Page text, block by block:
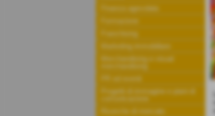
Finanza agevolata
Formazione
Franchising
Marketing immobiliare
Merchandising e visual
PR ed eventi
Progetti di immagine e piani di
Ricerche di mercato